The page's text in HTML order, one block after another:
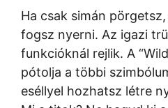
Ha csak simán
fogsz nyerni. Az igazi
funkcióknál rejlik. A
pótolja a többi
eséllyel hozhatsz létre